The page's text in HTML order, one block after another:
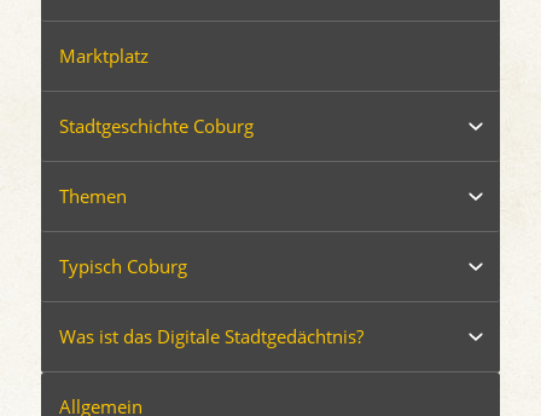
Marktplatz
Stadtgeschichte Coburg
Themen
Typisch Coburg
Was ist das Digitale Stadtgedächtnis?
Allgemein